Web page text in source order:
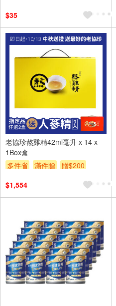
$35
老協珍熬雞精42ml毫升 x 14 x
1Box盒
多件省
滿件贈
贈$200
$1,554